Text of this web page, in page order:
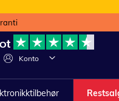
Konto Endring